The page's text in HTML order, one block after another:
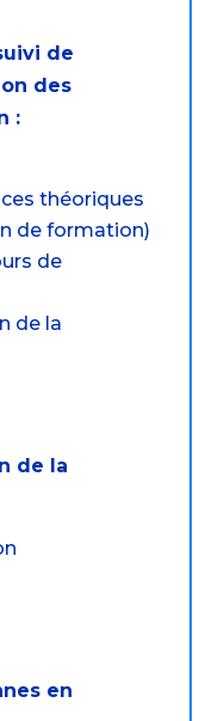
de
des
:
théoriques
de formation)
de
de la
de la
en